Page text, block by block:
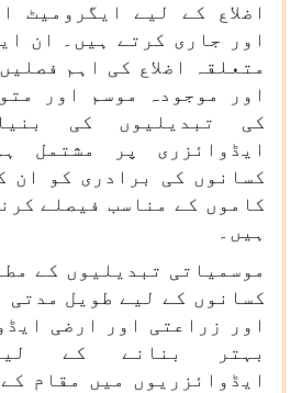
اضلاع کے لیے ایگرومیٹ
اور جاری کرتے ہیں۔ ان
متعلقہ اضلاع کی اہم
اور موجودہ موسم اور
کی تبدیلیوں کی
ایڈوائزری پر مشتمل
کسانوں کی برادری کو ان
کاموں کے مناسب فیصلے
ہیں۔
موسمیاتی تبدیلیوں کے
کسانوں کے لیے طویل مدتی
اور زراعتی اور ارضی
بہتر بنانے کے
ایڈوائزریوں میں مقام